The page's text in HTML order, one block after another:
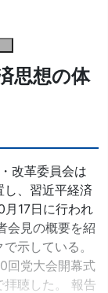
思想の体
改革委員会は
、習近平経済
月17日に行われ
会見の概要を紹
示している。
回党大会開幕式
拝聴した。 報告